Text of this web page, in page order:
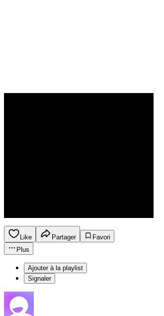
Like Partager
Favori
Plus
Ajouter à la playlist
Signaler